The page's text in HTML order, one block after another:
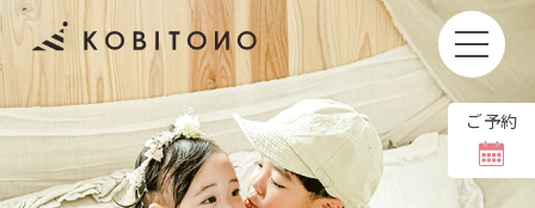
ご予約
お子さまの撮影もしくはお着付けやヘアセットをキャン